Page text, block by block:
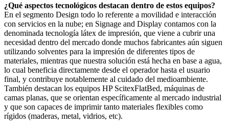
¿Qué aspectos tecnológicos destacan dentro de estos equipos?
En el segmento Design todo lo referente a movilidad e interacción
con servicios en la nube; en Signage and Display contamos con la
denominada tecnología látex de impresión, que viene a cubrir una
necesidad dentro del mercado donde muchos fabricantes aún siguen
utilizando solventes para la impresión de diferentes tipos de
materiales, mientras que nuestra solución está hecha en base a agua,
lo cual beneficia directamente desde el operador hasta el usuario
final, y contribuye notablemente al cuidado del medioambiente.
También destacan los equipos HP ScitexFlatBed, máquinas de
camas planas, que se orientan específicamente al mercado industrial
y que son capaces de imprimir tanto materiales flexibles como
rígidos (maderas, metal, vidrios, etc).